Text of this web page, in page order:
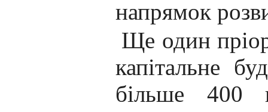
напрямок
Ще один
капітальне
більше 400